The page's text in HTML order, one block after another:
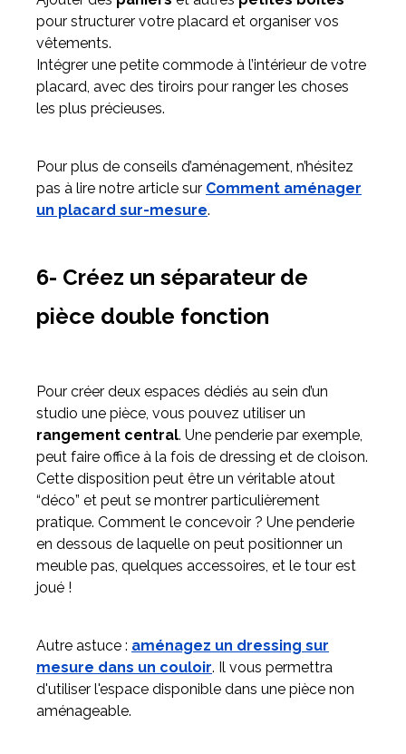
pour structurer votre placard et organiser vos
vêtements.
Intégrer une petite commode à l’intérieur de votre
placard, avec des tiroirs pour ranger les choses
les plus précieuses.
Pour plus de conseils d’aménagement, n’hésitez
pas à lire notre article sur Comment aménager
un placard sur-mesure.
6- Créez un séparateur de
pièce double fonction
Pour créer deux espaces dédiés au sein d’un
studio une pièce, vous pouvez utiliser un
rangement central. Une penderie par exemple,
peut faire office à la fois de dressing et de cloison.
Cette disposition peut être un véritable atout
“déco” et peut se montrer particulièrement
pratique. Comment le concevoir ? Une penderie
en dessous de laquelle on peut positionner un
meuble pas, quelques accessoires, et le tour est
joué !
Autre astuce : aménagez un dressing sur
mesure dans un couloir. Il vous permettra
d'utiliser l'espace disponible dans une pièce non
aménageable.